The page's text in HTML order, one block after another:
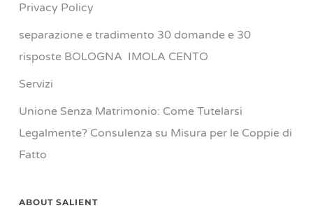
Privacy Policy
separazione e tradimento 30 domande e 30
risposte BOLOGNA IMOLA CENTO
Servizi
Unione Senza Matrimonio: Come Tutelarsi
Legalmente? Consulenza su Misura per le Coppie di
Fatto
ABOUT SALIENT